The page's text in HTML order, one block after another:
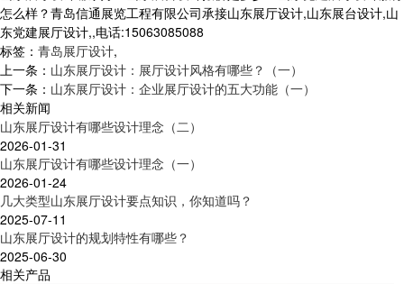
怎么样？青岛信通展览工程有限公司承接山东展厅设计,山东展台设计,山
东党建展厅设计,,电话:15063085088
标签： 青岛展厅设计,
上一条： 山东展厅设计：展厅设计风格有哪些？（一）
下一条： 山东展厅设计：企业展厅设计的五大功能（一）
相关新闻
山东展厅设计有哪些设计理念（二）
2026-01-31
山东展厅设计有哪些设计理念（一）
2026-01-24
几大类型山东展厅设计要点知识，你知道吗？
2025-07-11
山东展厅设计的规划特性有哪些？
2025-06-30
相关产品